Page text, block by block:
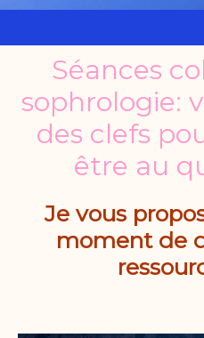
Séances
sophrologie:
des clefs
être au
Je vous
moment de